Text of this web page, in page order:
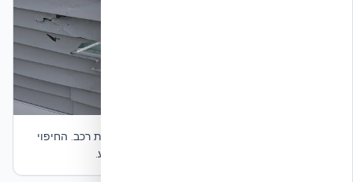
תמונה 3 — בית שנבנה בשיטת ICF לאחר התנגשות רכב. החיפוי